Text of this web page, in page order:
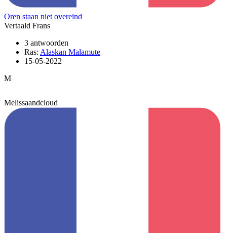
Oren staan niet overeind
Vertaald Frans
3 antwoorden
Ras: Alaskan Malamute
15-05-2022
M
Melissaandcloud